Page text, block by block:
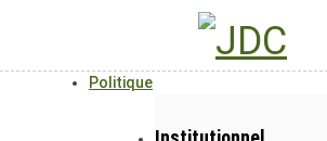
Politique